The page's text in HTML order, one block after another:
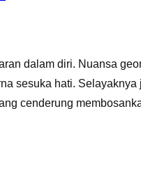
dalam diri. Nuansa
sesuka hati. Selayaknya
cenderung